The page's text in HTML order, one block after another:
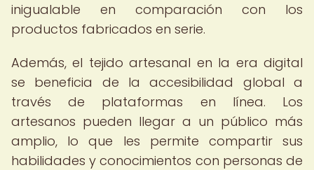
inigualable en comparación con los
productos fabricados en serie.
Además, el tejido artesanal en la era digital
se beneficia de la accesibilidad global a
través de plataformas en línea. Los
artesanos pueden llegar a un público más
amplio, lo que les permite compartir sus
habilidades y conocimientos con personas de